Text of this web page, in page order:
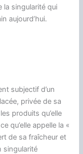
la singularité qui
aujourd’hui.
subjectif d’un
privée de sa
produits qu’elle
qu’elle appelle la «
de sa fraîcheur et
singularité